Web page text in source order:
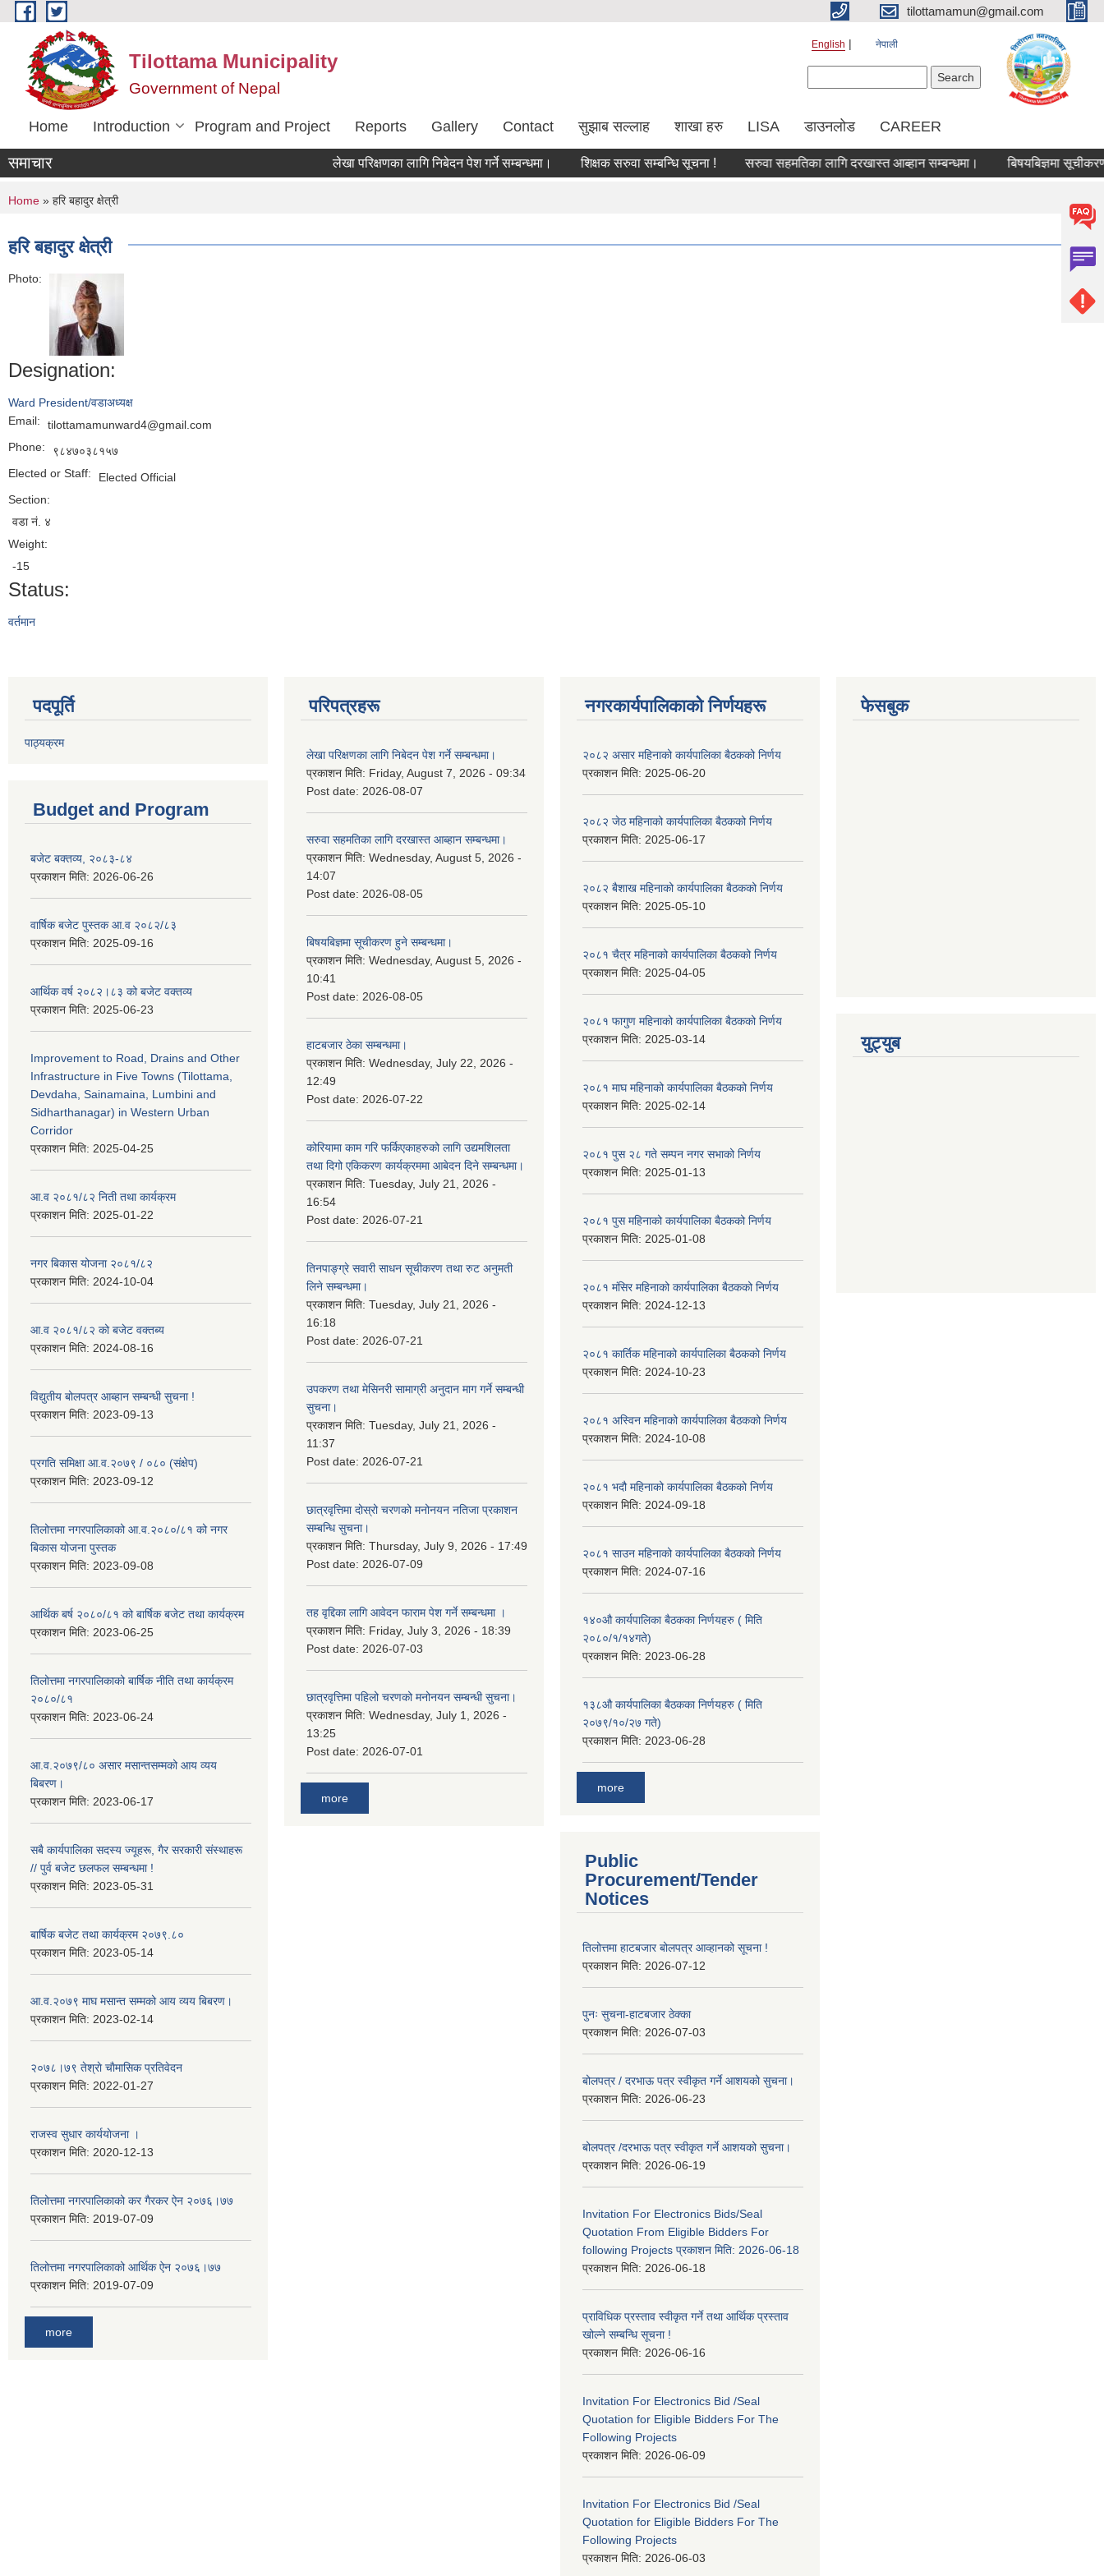
Skip to main content tilottamamun@gmail.com
Tilottama Municipality
Government of Nepal
English नेपाली
Home Introduction Program and Project Reports Gallery Contact सुझाब सल्लाह शाखा हरु LISA डाउनलोड CAREER
समाचार लेखा परिक्षणका लागि निबेदन पेश गर्ने सम्बन्धमा। शिक्षक सरुवा सम्बन्धि सूचना ! सरुवा सहमतिका लागि दरखास्त आब्हान सम्बन्धमा। बिषयबिज्ञमा सूचीकरण हुने
You are here
Home » हरि बहादुर क्षेत्री
हरि बहादुर क्षेत्री
Photo:
Designation:
Ward President/वडाअध्यक्ष
Email:
tilottamamunward4@gmail.com
Phone:
९८४७०३८१५७
Elected or Staff:
Elected Official
Section:
वडा नं. ४
Weight:
-15
Status:
वर्तमान
पदपूर्ति
पाठ्यक्रम
Budget and Program
बजेट बक्तव्य, २०८३-८४
प्रकाशन मिति: 2026-06-26
वार्षिक बजेट पुस्तक आ.व २०८२/८३
प्रकाशन मिति: 2025-09-16
आर्थिक वर्ष २०८२।८३ को बजेट वक्तव्य
प्रकाशन मिति: 2025-06-23
Improvement to Road, Drains and Other
Infrastructure in Five Towns (Tilottama,
Devdaha, Sainamaina, Lumbini and
Sidharthanagar) in Western Urban
Corridor
प्रकाशन मिति: 2025-04-25
आ.व २०८१/८२ निती तथा कार्यक्रम
प्रकाशन मिति: 2025-01-22
नगर बिकास योजना २०८१/८२
प्रकाशन मिति: 2024-10-04
आ.व २०८१/८२ को बजेट वक्तब्य
प्रकाशन मिति: 2024-08-16
विद्युतीय बोलपत्र आब्हान सम्बन्धी सुचना !
प्रकाशन मिति: 2023-09-13
प्रगति समिक्षा आ.व.२०७९ / ०८० (संक्षेप)
प्रकाशन मिति: 2023-09-12
तिलोत्तमा नगरपालिकाको आ.व.२०८०/८१ को नगर
बिकास योजना पुस्तक
प्रकाशन मिति: 2023-09-08
आर्थिक बर्ष २०८०/८१ को बार्षिक बजेट तथा कार्यक्रम
प्रकाशन मिति: 2023-06-25
तिलोत्तमा नगरपालिकाको बार्षिक नीति तथा कार्यक्रम
२०८०/८१
प्रकाशन मिति: 2023-06-24
आ.व.२०७९/८० असार मसान्तसम्मको आय व्यय
बिबरण।
प्रकाशन मिति: 2023-06-17
सबै कार्यपालिका सदस्य ज्यूहरू, गैर सरकारी संस्थाहरू
// पुर्व बजेट छलफल सम्बन्धमा !
प्रकाशन मिति: 2023-05-31
बार्षिक बजेट तथा कार्यक्रम २०७९.८०
प्रकाशन मिति: 2023-05-14
आ.व.२०७९ माघ मसान्त सम्मको आय व्यय बिबरण।
प्रकाशन मिति: 2023-02-14
२०७८।७९ तेश्राे चाैमासिक प्रतिवेदन
प्रकाशन मिति: 2022-01-27
राजस्व सुधार कार्ययाेजना ।
प्रकाशन मिति: 2020-12-13
तिलोत्तमा नगरपालिकाको कर गैरकर ऐन २०७६।७७
प्रकाशन मिति: 2019-07-09
तिलोत्तमा नगरपालिकाको आर्थिक ऐन २०७६।७७
प्रकाशन मिति: 2019-07-09
more
परिपत्रहरू
लेखा परिक्षणका लागि निबेदन पेश गर्ने सम्बन्धमा।
प्रकाशन मिति: Friday, August 7, 2026 - 09:34
Post date: 2026-08-07
सरुवा सहमतिका लागि दरखास्त आब्हान सम्बन्धमा।
प्रकाशन मिति: Wednesday, August 5, 2026 -
14:07
Post date: 2026-08-05
बिषयबिज्ञमा सूचीकरण हुने सम्बन्धमा।
प्रकाशन मिति: Wednesday, August 5, 2026 -
10:41
Post date: 2026-08-05
हाटबजार ठेका सम्बन्धमा।
प्रकाशन मिति: Wednesday, July 22, 2026 -
12:49
Post date: 2026-07-22
कोरियामा काम गरि फर्किएकाहरुको लागि उद्यमशिलता
तथा दिगो एकिकरण कार्यक्रममा आबेदन दिने सम्बन्धमा।
प्रकाशन मिति: Tuesday, July 21, 2026 -
16:54
Post date: 2026-07-21
तिनपाङ्ग्रे सवारी साधन सूचीकरण तथा रुट अनुमती
लिने सम्बन्धमा।
प्रकाशन मिति: Tuesday, July 21, 2026 -
16:18
Post date: 2026-07-21
उपकरण तथा मेसिनरी सामाग्री अनुदान माग गर्ने सम्बन्धी
सुचना।
प्रकाशन मिति: Tuesday, July 21, 2026 -
11:37
Post date: 2026-07-21
छात्रवृत्तिमा दोस्रो चरणको मनोनयन नतिजा प्रकाशन
सम्बन्धि सुचना।
प्रकाशन मिति: Thursday, July 9, 2026 - 17:49
Post date: 2026-07-09
तह वृद्दिका लागि आवेदन फाराम पेश गर्ने सम्बन्धमा ।
प्रकाशन मिति: Friday, July 3, 2026 - 18:39
Post date: 2026-07-03
छात्रवृत्तिमा पहिलो चरणको मनोनयन सम्बन्धी सुचना।
प्रकाशन मिति: Wednesday, July 1, 2026 -
13:25
Post date: 2026-07-01
more
नगरकार्यपालिकाकाे निर्णयहरू
२०८२ असार महिनाको कार्यपालिका बैठकको निर्णय
प्रकाशन मिति: 2025-06-20
२०८२ जेठ महिनाको कार्यपालिका बैठकको निर्णय
प्रकाशन मिति: 2025-06-17
२०८२ बैशाख महिनाको कार्यपालिका बैठकको निर्णय
प्रकाशन मिति: 2025-05-10
२०८१ चैत्र महिनाको कार्यपालिका बैठकको निर्णय
प्रकाशन मिति: 2025-04-05
२०८१ फागुण महिनाको कार्यपालिका बैठकको निर्णय
प्रकाशन मिति: 2025-03-14
२०८१ माघ महिनाको कार्यपालिका बैठकको निर्णय
प्रकाशन मिति: 2025-02-14
२०८१ पुस २८ गते सम्प‍न नगर सभाको निर्णय
प्रकाशन मिति: 2025-01-13
२०८१ पुस महिनाको कार्यपालिका बैठकको निर्णय
प्रकाशन मिति: 2025-01-08
२०८१ मंसिर महिनाको कार्यपालिका बैठकको निर्णय
प्रकाशन मिति: 2024-12-13
२०८१ कार्तिक महिनाको कार्यपालिका बैठकको निर्णय
प्रकाशन मिति: 2024-10-23
२०८१ अस्विन महिनाको कार्यपालिका बैठकको निर्णय
प्रकाशन मिति: 2024-10-08
२०८१ भदौ महिनाको कार्यपालिका बैठकको निर्णय
प्रकाशन मिति: 2024-09-18
२०८१ साउन महिनाको कार्यपालिका बैठकको निर्णय
प्रकाशन मिति: 2024-07-16
१४०औ कार्यपालिका बैठकका निर्णयहरु ( मिति
२०८०/१/१४गते)
प्रकाशन मिति: 2023-06-28
१३८औ कार्यपालिका बैठकका निर्णयहरु ( मिति
२०७९/१०/२७ गते)
प्रकाशन मिति: 2023-06-28
more
Public
Procurement/Tender
Notices
तिलोत्तमा हाटबजार बोलपत्र आव्हानको सूचना !
प्रकाशन मिति: 2026-07-12
पुनः सुचना-हाटबजार ठेक्का
प्रकाशन मिति: 2026-07-03
बोलपत्र / दरभाऊ पत्र स्वीकृत गर्ने आशयको सुचना।
प्रकाशन मिति: 2026-06-23
बोलपत्र /दरभाऊ पत्र स्वीकृत गर्ने आशयको सुचना।
प्रकाशन मिति: 2026-06-19
Invitation For Electronics Bids/Seal
Quotation From Eligible Bidders For
following Projects प्रकाशन मिति: 2026-06-18
प्रकाशन मिति: 2026-06-18
प्राविधिक प्रस्ताव स्वीकृत गर्ने तथा आर्थिक प्रस्ताव
खोल्ने सम्बन्धि सूचना !
प्रकाशन मिति: 2026-06-16
Invitation For Electronics Bid /Seal
Quotation for Eligible Bidders For The
Following Projects
प्रकाशन मिति: 2026-06-09
Invitation For Electronics Bid /Seal
Quotation for Eligible Bidders For The
Following Projects
प्रकाशन मिति: 2026-06-03
फेसबुक
युट्युब